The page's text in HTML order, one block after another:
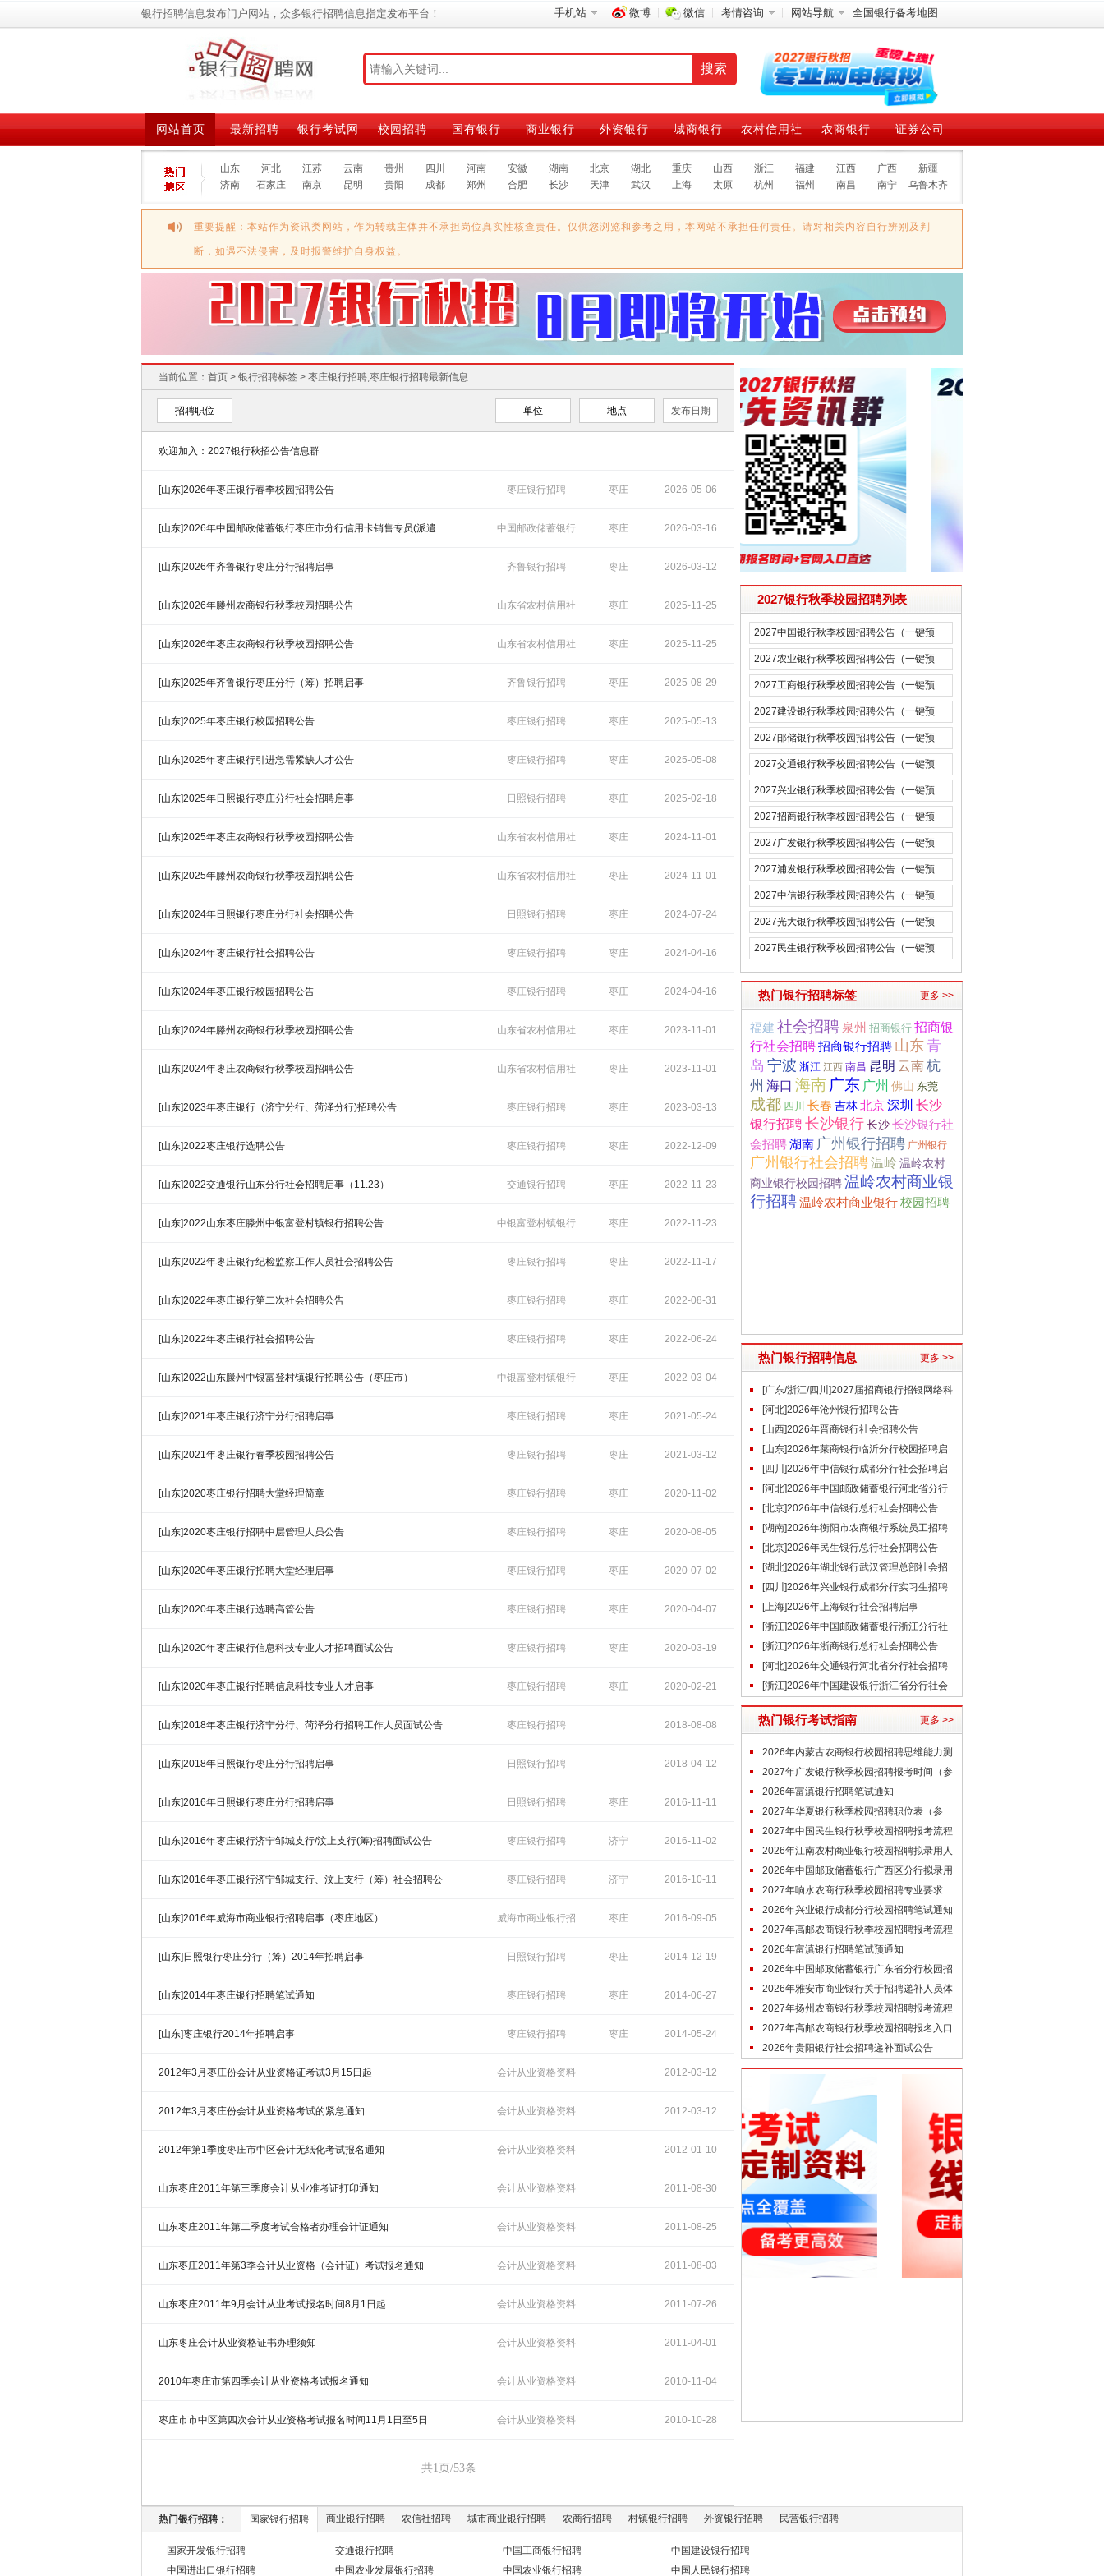
手机站 微博 微信 考情咨询 网站导航 全国银行备考地图
银行招聘信息发布门户网站，众多银行招聘信息指定发布平台！
网站首页 最新招聘 银行考试网 校园招聘 国有银行 商业银行 外资银行 城商银行 农村信用社 农商银行 证券公司
山东 河北 江苏 云南 贵州 四川 河南 安徽 湖南 北京 湖北 重庆 山西 浙江 福建 江西 广西
新疆
济南
石家庄 南京 昆明 贵阳 成都 郑州 合肥 长沙 天津 武汉 上海 太原 杭州 福州 南昌 南宁 乌鲁木齐
重要提醒：本站作为资讯类网站，作为转载主体并不承担岗位真实性核查责任。仅供您浏览和参考之用，本网站不承担任何责任。请对相关内容自行辨别及判
断，如遇不法侵害，及时报警维护自身权益。
当前位置： 首页 > 银行招聘标签 > 枣庄银行招聘,枣庄银行招聘最新信息
招聘职位 单位 地点 发布日期
欢迎加入：2027银行秋招公告信息群
[山东]2026年枣庄银行春季校园招聘公告 枣庄银行招聘 枣庄 2026-05-06
09:22:44
[山东]2026年中国邮政储蓄银行枣庄市分行信用卡销售专员(派遣
制)招聘公告
中国邮政储蓄银行
招聘
枣庄 2026-03-16
17:29:53
[山东]2026年齐鲁银行枣庄分行招聘启事 齐鲁银行招聘 枣庄 2026-03-12
16:12:13
[山东]2026年滕州农商银行秋季校园招聘公告 山东省农村信用社
招聘
枣庄 2025-11-25
12:04:36
[山东]2026年枣庄农商银行秋季校园招聘公告 山东省农村信用社
招聘
枣庄 2025-11-25
12:00:47
[山东]2025年齐鲁银行枣庄分行（筹）招聘启事 齐鲁银行招聘 枣庄 2025-08-29
15:53:56
[山东]2025年枣庄银行校园招聘公告 枣庄银行招聘 枣庄 2025-05-13
09:41:01
[山东]2025年枣庄银行引进急需紧缺人才公告 枣庄银行招聘 枣庄 2025-05-08
16:51:38
[山东]2025年日照银行枣庄分行社会招聘启事 日照银行招聘 枣庄 2025-02-18
11:39:57
[山东]2025年枣庄农商银行秋季校园招聘公告 山东省农村信用社
招聘
枣庄 2024-11-01
14:44:18
[山东]2025年滕州农商银行秋季校园招聘公告 山东省农村信用社
招聘
枣庄 2024-11-01
11:55:14
[山东]2024年日照银行枣庄分行社会招聘公告 日照银行招聘 枣庄 2024-07-24
09:32:27
[山东]2024年枣庄银行社会招聘公告 枣庄银行招聘 枣庄 2024-04-16
15:34:06
[山东]2024年枣庄银行校园招聘公告 枣庄银行招聘 枣庄 2024-04-16
15:31:10
[山东]2024年滕州农商银行秋季校园招聘公告 山东省农村信用社
招聘
枣庄 2023-11-01
14:10:46
[山东]2024年枣庄农商银行秋季校园招聘公告 山东省农村信用社
招聘
枣庄 2023-11-01
14:10:11
[山东]2023年枣庄银行（济宁分行、菏泽分行)招聘公告 枣庄银行招聘 枣庄 2023-03-13
17:56:29
[山东]2022枣庄银行选聘公告 枣庄银行招聘 枣庄 2022-12-09
14:18:09
[山东]2022交通银行山东分行社会招聘启事（11.23） 交通银行招聘 枣庄 2022-11-23
12:00:46
[山东]2022山东枣庄滕州中银富登村镇银行招聘公告 中银富登村镇银行
招聘
枣庄 2022-11-23
11:55:05
[山东]2022年枣庄银行纪检监察工作人员社会招聘公告 枣庄银行招聘 枣庄 2022-11-17
17:23:10
[山东]2022年枣庄银行第二次社会招聘公告 枣庄银行招聘 枣庄 2022-08-31
14:45:08
[山东]2022年枣庄银行社会招聘公告 枣庄银行招聘 枣庄 2022-06-24
16:35:27
[山东]2022山东滕州中银富登村镇银行招聘公告（枣庄市） 中银富登村镇银行
招聘
枣庄 2022-03-04
09:43:29
[山东]2021年枣庄银行济宁分行招聘启事 枣庄银行招聘 枣庄 2021-05-24
14:42:19
[山东]2021年枣庄银行春季校园招聘公告 枣庄银行招聘 枣庄 2021-03-12
14:34:11
[山东]2020枣庄银行招聘大堂经理简章 枣庄银行招聘 枣庄 2020-11-02
14:22:43
[山东]2020枣庄银行招聘中层管理人员公告 枣庄银行招聘 枣庄 2020-08-05
15:29:06
[山东]2020年枣庄银行招聘大堂经理启事 枣庄银行招聘 枣庄 2020-07-02
17:49:22
[山东]2020年枣庄银行选聘高管公告 枣庄银行招聘 枣庄 2020-04-07
11:26:13
[山东]2020年枣庄银行信息科技专业人才招聘面试公告 枣庄银行招聘 枣庄 2020-03-19
11:41:14
[山东]2020年枣庄银行招聘信息科技专业人才启事 枣庄银行招聘 枣庄 2020-02-21
14:32:56
[山东]2018年枣庄银行济宁分行、菏泽分行招聘工作人员面试公告 枣庄银行招聘 2018-08-08
14:11:58
[山东]2018年日照银行枣庄分行招聘启事 日照银行招聘 2018-04-12
14:19:23
[山东]2016年日照银行枣庄分行招聘启事 日照银行招聘 枣庄 2016-11-11
14:32:31
[山东]2016年枣庄银行济宁邹城支行/汶上支行(筹)招聘面试公告 枣庄银行招聘 济宁 2016-11-02
11:30:53
[山东]2016年枣庄银行济宁邹城支行、汶上支行（筹）社会招聘公
告
枣庄银行招聘 济宁 2016-10-11
15:24:36
[山东]2016年威海市商业银行招聘启事（枣庄地区） 威海市商业银行招
聘
枣庄 2016-09-05
09:43:44
[山东]日照银行枣庄分行（筹）2014年招聘启事 日照银行招聘 枣庄 2014-12-19
10:52:08
[山东]2014年枣庄银行招聘笔试通知 枣庄银行招聘 枣庄 2014-06-27
10:49:48
[山东]枣庄银行2014年招聘启事 枣庄银行招聘 枣庄 2014-05-24
11:33:22
2012年3月枣庄份会计从业资格证考试3月15日起 会计从业资格资料 2012-03-12
16:46:00
2012年3月枣庄份会计从业资格考试的紧急通知 会计从业资格资料 2012-03-12
16:45:40
2012年第1季度枣庄市中区会计无纸化考试报名通知 会计从业资格资料 2012-01-10
15:42:27
山东枣庄2011年第三季度会计从业准考证打印通知 会计从业资格资料 2011-08-30
01:59:50
山东枣庄2011年第二季度考试合格者办理会计证通知 会计从业资格资料 2011-08-25
02:19:17
山东枣庄2011年第3季会计从业资格（会计证）考试报名通知 会计从业资格资料 2011-08-03
00:56:34
山东枣庄2011年9月会计从业考试报名时间8月1日起 会计从业资格资料 2011-07-26
00:23:56
山东枣庄会计从业资格证书办理须知 会计从业资格资料 2011-04-01
13:32:04
2010年枣庄市第四季会计从业资格考试报名通知
[www.zzszqczj.gov.
会计从业资格资料 2010-11-04
13:31:46
枣庄市市中区第四次会计从业资格考试报名时间11月1日至5日 会计从业资格资料 2010-10-28
共1页/53条
2027银行秋季校园招聘列表
2027中国银行秋季校园招聘公告（一键预
约）
2027农业银行秋季校园招聘公告（一键预
约）
2027工商银行秋季校园招聘公告（一键预
约）
2027建设银行秋季校园招聘公告（一键预
约）
2027邮储银行秋季校园招聘公告（一键预
约）
2027交通银行秋季校园招聘公告（一键预
约）
2027兴业银行秋季校园招聘公告（一键预
约）
2027招商银行秋季校园招聘公告（一键预
约）
2027广发银行秋季校园招聘公告（一键预
约）
2027浦发银行秋季校园招聘公告（一键预
约）
2027中信银行秋季校园招聘公告（一键预
约）
2027光大银行秋季校园招聘公告（一键预
约）
2027民生银行秋季校园招聘公告（一键预
热门银行招聘标签 更多 >>
福建 社会招聘 泉州 招商银行 招商银
行社会招聘招商银行招聘 山东青
岛 宁波 浙江 江西 南昌 昆明 云南杭
州 海口 海南 广东 广州 佛山 东莞
成都 四川 长春 吉林 北京深圳 长沙
银行招聘长沙银行 长沙 长沙银行社
会招聘湖南 广州银行招聘 广州银行
广州银行社会招聘温岭 温岭农村
商业银行校园招聘温岭农村商业银
行招聘温岭农村商业银行校园招聘
热门银行招聘信息 更多 >>
[广东/浙江/四川]2027届招商银行招银网络科
技秋季校园招聘公告
[河北]2026年沧州银行招聘公告
[山西]2026年晋商银行社会招聘公告
[山东]2026年莱商银行临沂分行校园招聘启
事
[四川]2026年中信银行成都分行社会招聘启
事（7.26）
[河北]2026年中国邮政储蓄银行河北省分行
社会招聘公告(7.27)
[北京]2026年中信银行总行社会招聘公告
（7.27）
[湖南]2026年衡阳市农商银行系统员工招聘
公告[北京]2026年民生银行总行社会招聘公告
（7.27）
[湖北]2026年湖北银行武汉管理总部社会招
聘公告（7.29）
[四川]2026年兴业银行成都分行实习生招聘
公告（7.27）
[上海]2026年上海银行社会招聘启事
（7.29）
[浙江]2026年中国邮政储蓄银行浙江分行社
会招聘公告（8.1）
[浙江]2026年浙商银行总行社会招聘公告
（7.30）
[河北]2026年交通银行河北省分行社会招聘
启事（8.1）
[浙江]2026年中国建设银行浙江省分行社会
招聘公告
热门银行考试指南 更多 >>
2026年内蒙古农商银行校园招聘思维能力测
评通知
2027年广发银行秋季校园招聘报考时间（参
考）2026年富滇银行招聘笔试通知
2027年华夏银行秋季校园招聘职位表（参
考）2027年中国民生银行秋季校园招聘报考流程
（参考）
2026年江南农村商业银行校园招聘拟录用人
员公示（7.29）
2026年中国邮政储蓄银行广西区分行拟录用
高校毕业生名单公示
2027年响水农商行秋季校园招聘专业要求
（参考）
2026年兴业银行成都分行校园招聘笔试通知
2027年高邮农商银行秋季校园招聘报考流程
（参考）
2026年富滇银行招聘笔试预通知
2026年中国邮政储蓄银行广东省分行校园招
聘结果公示（第三批）
2026年雅安市商业银行关于招聘递补人员体
检结果公告
2027年扬州农商银行秋季校园招聘报考流程
（参考）
2027年高邮农商银行秋季校园招聘报名入口
（未开通）
2026年贵阳银行社会招聘递补面试公告
热门银行招聘： 国家银行招聘 商业银行招聘 农信社招聘 城市商业银行招聘 农商行招聘 村镇银行招聘 外资银行招聘 民营银行招聘
国家开发银行招聘 交通银行招聘 中国工商银行招聘
中国建设银行招聘
中国进出口银行招聘
中国农业发展银行招聘 中国农业银行招聘 中国人民银行招聘